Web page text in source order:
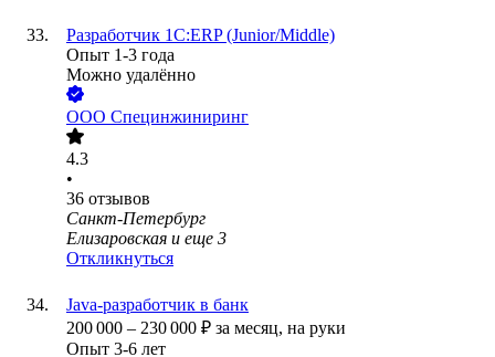
Разработчик 1С:ERP (Junior/Middle)
Опыт 1-3 года
Можно удалённо
ООО Специнжиниринг
4.3
•
36 отзывов
Санкт-Петербург
Елизаровская и еще 3
Откликнуться
Java-разработчик в банк
200 000 – 230 000 ₽ за месяц, на руки
Опыт 3-6 лет